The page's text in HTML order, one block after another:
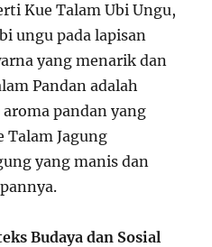
Kue Talam Ubi Ungu,
ungu pada lapisan
yang menarik dan
Pandan adalah
pandan yang
Talam Jagung
yang manis dan
Budaya dan Sosial